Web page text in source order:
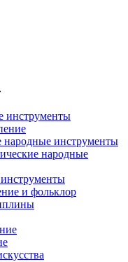
инструменты
инструменты
народные
и фольклор